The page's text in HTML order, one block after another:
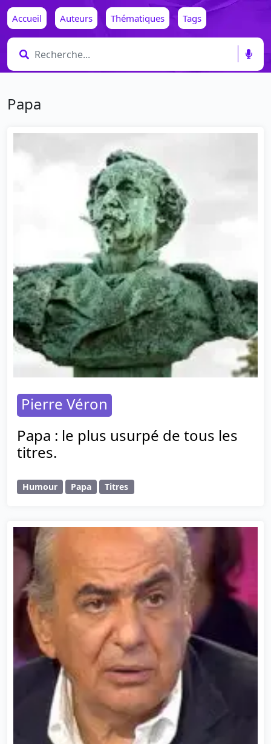
Accueil Auteurs Thématiques Tags
Papa
Pierre Véron
Papa : le plus usurpé de tous les
titres.
Humour Papa Titres